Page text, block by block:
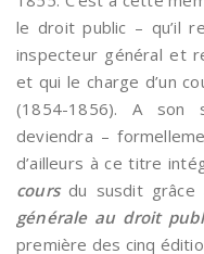
le droit public – qu’il
inspecteur général et
et qui le charge d’un
(1854-1856). A son
deviendra –
d’ailleurs à ce titre
cours du susdit grâce
générale au droit
première des cinq